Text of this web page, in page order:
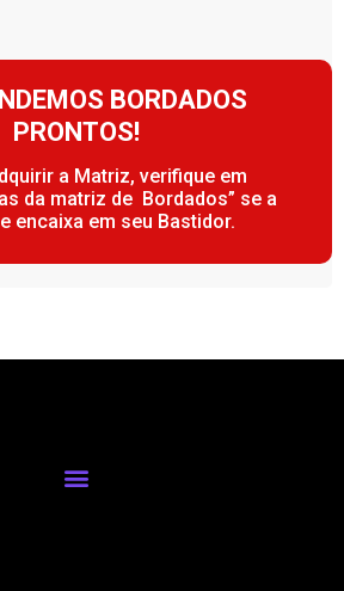
BORDADOS
PRONTOS!
a Matriz, verifique em
da matriz de Bordados” se a
encaixa em seu Bastidor.